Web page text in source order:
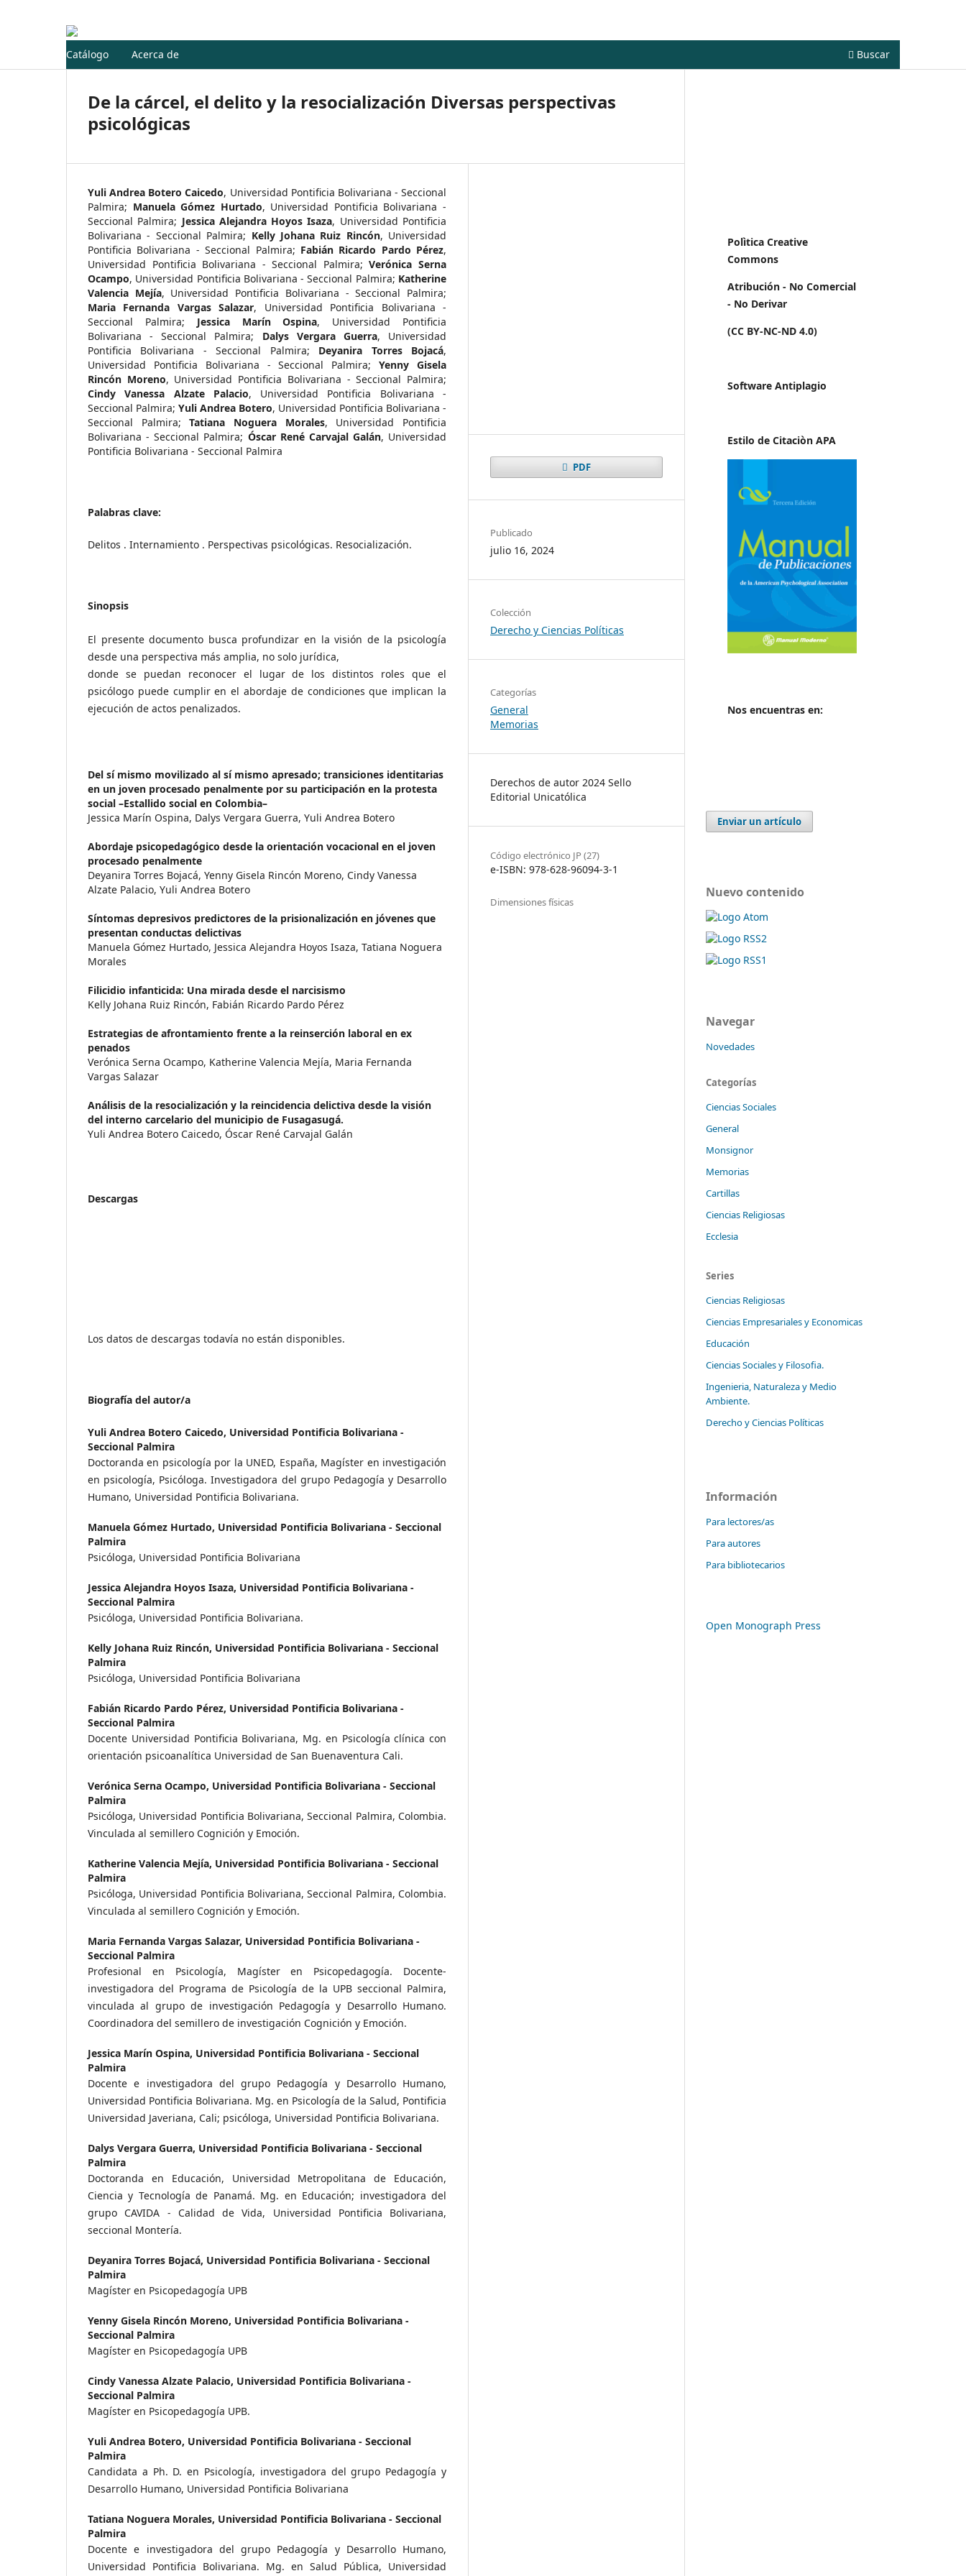
Catálogo Acerca de Buscar
De la cárcel, el delito y la resocialización Diversas perspectivas
psicológicas
Yuli Andrea Botero Caicedo, Universidad Pontificia Bolivariana - Seccional
Palmira; Manuela Gómez Hurtado, Universidad Pontificia Bolivariana -
Seccional Palmira; Jessica Alejandra Hoyos Isaza, Universidad Pontificia
Bolivariana - Seccional Palmira; Kelly Johana Ruiz Rincón, Universidad
Pontificia Bolivariana - Seccional Palmira; Fabián Ricardo Pardo Pérez,
Universidad Pontificia Bolivariana - Seccional Palmira;Verónica Serna
Ocampo, Universidad Pontificia Bolivariana - Seccional Palmira; Katherine
Valencia Mejía, Universidad Pontificia Bolivariana - Seccional Palmira;
Maria Fernanda Vargas Salazar, Universidad Pontificia Bolivariana -
Seccional Palmira; Jessica Marín Ospina, Universidad Pontificia
Bolivariana - Seccional Palmira; Dalys Vergara Guerra, Universidad
Pontificia Bolivariana - Seccional Palmira; Deyanira Torres Bojacá,
Universidad Pontificia Bolivariana - Seccional Palmira;Yenny Gisela
Rincón Moreno, Universidad Pontificia Bolivariana - Seccional Palmira;
Cindy Vanessa Alzate Palacio, Universidad Pontificia Bolivariana -
Seccional Palmira; Yuli Andrea Botero, Universidad Pontificia Bolivariana -
Seccional Palmira;Tatiana Noguera Morales, Universidad Pontificia
Bolivariana - Seccional Palmira; Óscar René Carvajal Galán, Universidad
Pontificia Bolivariana - Seccional Palmira
Palabras clave:
Delitos . Internamiento . Perspectivas psicológicas. Resocialización.
Sinopsis
El presente documento busca profundizar en la visión de la psicología
desde una perspectiva más amplia, no solo jurídica,
donde se puedan reconocer el lugar de los distintos roles que el
psicólogo puede cumplir en el abordaje de condiciones que implican la
ejecución de actos penalizados.
Del sí mismo movilizado al sí mismo apresado; transiciones identitarias
en un joven procesado penalmente por su participación en la protesta
social –Estallido social en Colombia–
Jessica Marín Ospina, Dalys Vergara Guerra, Yuli Andrea Botero
Abordaje psicopedagógico desde la orientación vocacional en el joven
procesado penalmente
Deyanira Torres Bojacá, Yenny Gisela Rincón Moreno, Cindy Vanessa
Alzate Palacio, Yuli Andrea Botero
Síntomas depresivos predictores de la prisionalización en jóvenes que
presentan conductas delictivas
Manuela Gómez Hurtado, Jessica Alejandra Hoyos Isaza, Tatiana Noguera
Morales
Filicidio infanticida: Una mirada desde el narcisismo
Kelly Johana Ruiz Rincón, Fabián Ricardo Pardo Pérez
Estrategias de afrontamiento frente a la reinserción laboral en ex
penados
Verónica Serna Ocampo, Katherine Valencia Mejía, Maria Fernanda
Vargas Salazar
Análisis de la resocialización y la reincidencia delictiva desde la visión
del interno carcelario del municipio de Fusagasugá.
Yuli Andrea Botero Caicedo, Óscar René Carvajal Galán
Descargas
Los datos de descargas todavía no están disponibles.
Biografía del autor/a
Yuli Andrea Botero Caicedo, Universidad Pontificia Bolivariana -
Seccional Palmira
Doctoranda en psicología por la UNED, España, Magíster en investigación
en psicología, Psicóloga. Investigadora del grupo Pedagogía y Desarrollo
Humano, Universidad Pontificia Bolivariana.
Manuela Gómez Hurtado, Universidad Pontificia Bolivariana - Seccional
Palmira
Psicóloga, Universidad Pontificia Bolivariana
Jessica Alejandra Hoyos Isaza, Universidad Pontificia Bolivariana -
Seccional Palmira
Psicóloga, Universidad Pontificia Bolivariana.
Kelly Johana Ruiz Rincón, Universidad Pontificia Bolivariana - Seccional
Palmira
Psicóloga, Universidad Pontificia Bolivariana
Fabián Ricardo Pardo Pérez, Universidad Pontificia Bolivariana -
Seccional Palmira
Docente Universidad Pontificia Bolivariana, Mg. en Psicología clínica con
orientación psicoanalítica Universidad de San Buenaventura Cali.
Verónica Serna Ocampo, Universidad Pontificia Bolivariana - Seccional
Palmira
Psicóloga, Universidad Pontificia Bolivariana, Seccional Palmira, Colombia.
Vinculada al semillero Cognición y Emoción.
Katherine Valencia Mejía, Universidad Pontificia Bolivariana - Seccional
Palmira
Psicóloga, Universidad Pontificia Bolivariana, Seccional Palmira, Colombia.
Vinculada al semillero Cognición y Emoción.
Maria Fernanda Vargas Salazar, Universidad Pontificia Bolivariana -
Seccional Palmira
Profesional en Psicología, Magíster en Psicopedagogía. Docente-
investigadora del Programa de Psicología de la UPB seccional Palmira,
vinculada al grupo de investigación Pedagogía y Desarrollo Humano.
Coordinadora del semillero de investigación Cognición y Emoción.
Jessica Marín Ospina, Universidad Pontificia Bolivariana - Seccional
Palmira
Docente e investigadora del grupo Pedagogía y Desarrollo Humano,
Universidad Pontificia Bolivariana. Mg. en Psicología de la Salud, Pontificia
Universidad Javeriana, Cali; psicóloga, Universidad Pontificia Bolivariana.
Dalys Vergara Guerra, Universidad Pontificia Bolivariana - Seccional
Palmira
Doctoranda en Educación, Universidad Metropolitana de Educación,
Ciencia y Tecnología de Panamá. Mg. en Educación; investigadora del
grupo CAVIDA - Calidad de Vida, Universidad Pontificia Bolivariana,
seccional Montería.
Deyanira Torres Bojacá, Universidad Pontificia Bolivariana - Seccional
Palmira
Magíster en Psicopedagogía UPB
Yenny Gisela Rincón Moreno, Universidad Pontificia Bolivariana -
Seccional Palmira
Magíster en Psicopedagogía UPB
Cindy Vanessa Alzate Palacio, Universidad Pontificia Bolivariana -
Seccional Palmira
Magíster en Psicopedagogía UPB.
Yuli Andrea Botero, Universidad Pontificia Bolivariana - Seccional
Palmira
Candidata a Ph. D. en Psicología, investigadora del grupo Pedagogía y
Desarrollo Humano, Universidad Pontificia Bolivariana
Tatiana Noguera Morales, Universidad Pontificia Bolivariana - Seccional
Palmira
Docente e investigadora del grupo Pedagogía y Desarrollo Humano,
Universidad Pontificia Bolivariana. Mg. en Salud Pública, Universidad
PDF
Publicado
julio 16, 2024
Colección
Derecho y Ciencias Políticas
Categorías
General
Memorias
Derechos de autor 2024 Sello
Editorial Unicatólica
Código electrónico JP (27)
e-ISBN: 978-628-96094-3-1
Dimensiones físicas
Polìtica Creative
Commons
Atribución - No Comercial
- No Derivar
(CC BY-NC-ND 4.0)
Software Antiplagio
Estilo de Citaciòn APA
Nos encuentras en:
Enviar un artículo
Nuevo contenido
Navegar
Novedades
Categorías
Ciencias Sociales
General
Monsignor
Memorias
Cartillas
Ciencias Religiosas
Ecclesia
Series
Ciencias Religiosas
Ciencias Empresariales y Economicas
Educación
Ciencias Sociales y Filosofia.
Ingenieria, Naturaleza y Medio
Ambiente.
Derecho y Ciencias Políticas
Información
Para lectores/as
Para autores
Para bibliotecarios
Open Monograph Press